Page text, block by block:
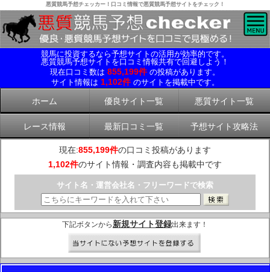
悪質競馬予想チェッカー！口コミ情報で悪質競馬予想サイトをチェック！
競馬に投資するなら予想サイトの活用が効率的です。
悪質競馬予想サイトを口コミ情報共有で回避しよう！
現在口コミ数は 855,199件 の投稿があります。
サイト情報は 1,102件 のサイトを掲載中です。
ホーム 優良サイト一覧 悪質サイト一覧
レース情報 最新口コミ一覧 予想サイト攻略法
現在:855,199件の口コミ投稿があります
1,102件のサイト情報・調査内容も掲載中です
サイト名・運営会社名・フリーワードで検索
下記ボタンから 新規サイト登録出来ます！